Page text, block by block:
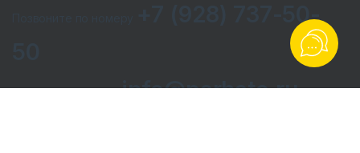
+7 (928) 737-50-
info@parhato.ru